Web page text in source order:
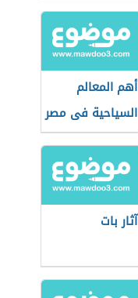
أهم المعالم
السياحية فى مصر
آثار بات